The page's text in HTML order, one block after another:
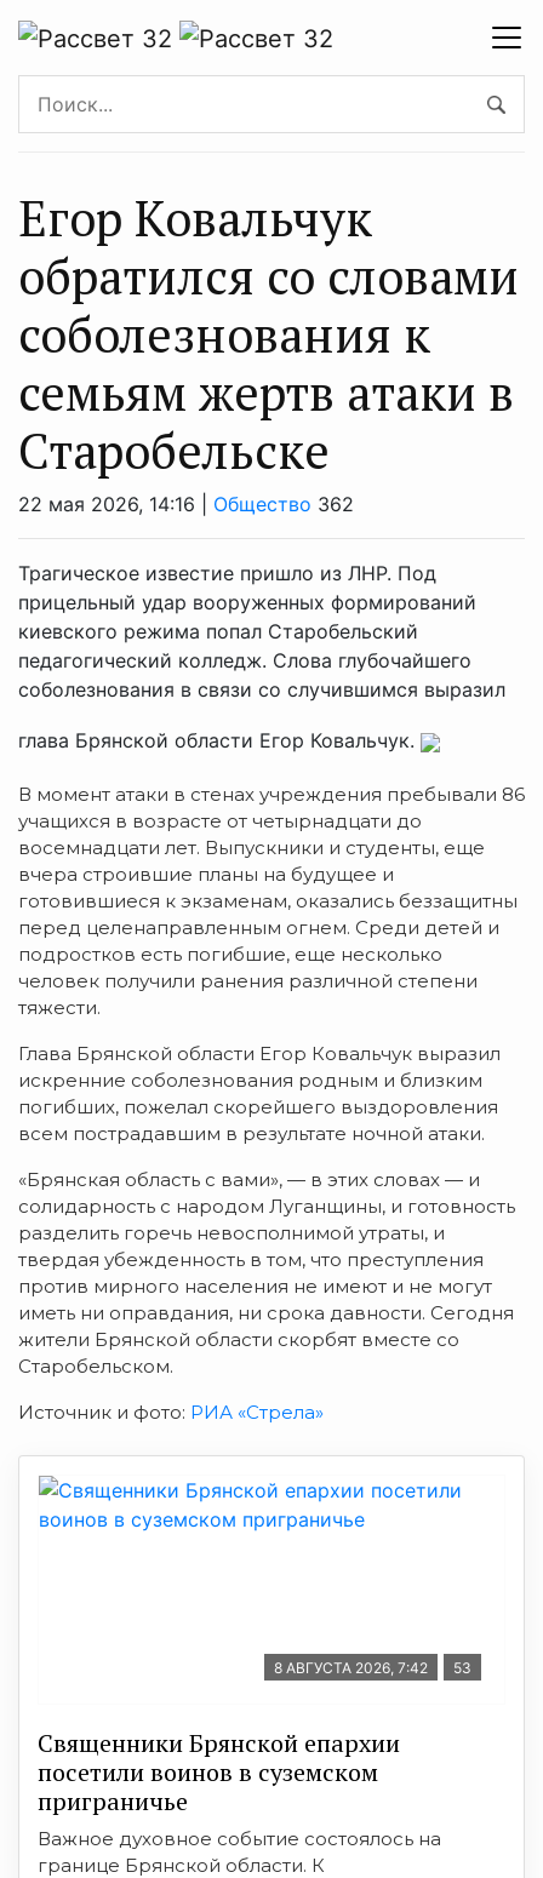
Егор Ковальчук
обратился со словами
соболезнования к
семьям жертв атаки в
Старобельске
22 мая 2026, 14:16 | Общество 362
Трагическое известие пришло из ЛНР. Под
прицельный удар вооруженных формирований
киевского режима попал Старобельский
педагогический колледж. Слова глубочайшего
соболезнования в связи со случившимся выразил
глава Брянской области Егор Ковальчук.
В момент атаки в стенах учреждения пребывали 86
учащихся в возрасте от четырнадцати до
восемнадцати лет. Выпускники и студенты, еще
вчера строившие планы на будущее и
готовившиеся к экзаменам, оказались беззащитны
перед целенаправленным огнем. Среди детей и
подростков есть погибшие, еще несколько
человек получили ранения различной степени
тяжести.
Глава Брянской области Егор Ковальчук выразил
искренние соболезнования родным и близким
погибших, пожелал скорейшего выздоровления
всем пострадавшим в результате ночной атаки.
«Брянская область с вами», — в этих словах — и
солидарность с народом Луганщины, и готовность
разделить горечь невосполнимой утраты, и
твердая убежденность в том, что преступления
против мирного населения не имеют и не могут
иметь ни оправдания, ни срока давности. Сегодня
жители Брянской области скорбят вместе со
Старобельском.
Источник и фото: РИА «Стрела»
8 АВГУСТА 2026, 7:42 53
Священники Брянской епархии
посетили воинов в суземском
приграничье
Важное духовное событие состоялось на
границе Брянской области. К